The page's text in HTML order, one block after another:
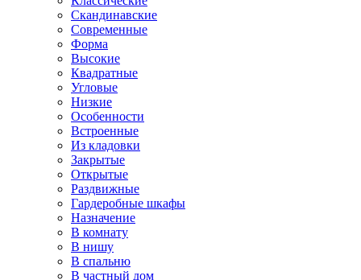
Скандинавские
Современные
Форма
Высокие
Квадратные
Угловые
Низкие
Особенности
Встроенные
Из кладовки
Закрытые
Открытые
Раздвижные
Гардеробные шкафы
Назначение
В комнату
В нишу
В спальню
В частный дом